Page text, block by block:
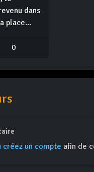
dans
place...
0
créez un compte afin de